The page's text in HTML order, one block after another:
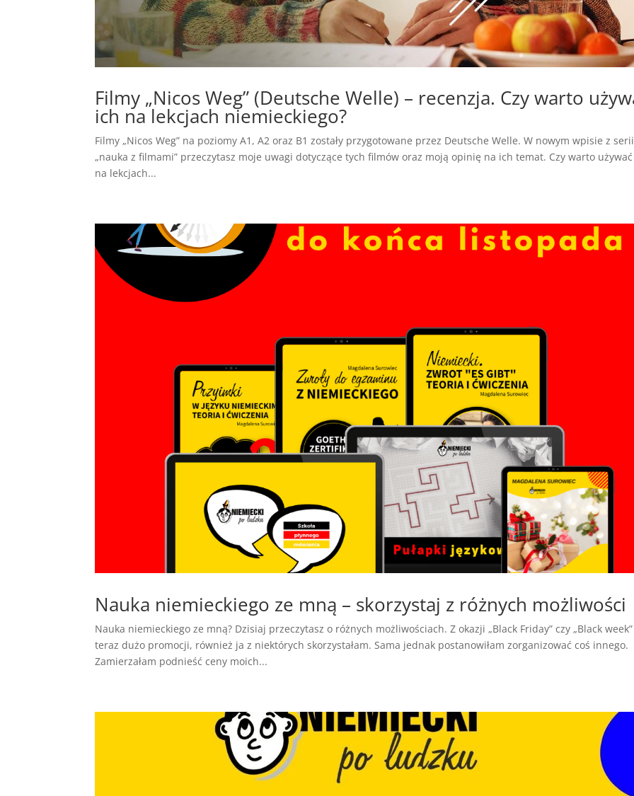
Filmy „Nicos Weg” (Deutsche Welle) – recenzja. Czy warto
ich na lekcjach niemieckiego?
Filmy „Nicos Weg” na poziomy A1, A2 oraz B1 zostały przygotowane przez Deutsche Welle. W nowym wpisie z serii
„nauka z filmami” przeczytasz moje uwagi dotyczące tych filmów oraz moją opinię na ich temat. Czy warto
na lekcjach...
Nauka niemieckiego ze mną – skorzystaj z różnych możliwości
Nauka niemieckiego ze mną? Dzisiaj przeczytasz o różnych możliwościach. Z okazji „Black Friday” czy „Black
teraz dużo promocji, również ja z niektórych skorzystałam. Sama jednak postanowiłam zorganizować coś innego.
Zamierzałam podnieść ceny moich...